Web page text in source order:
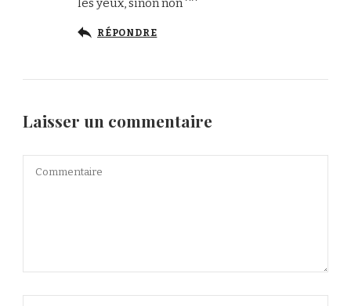
les yeux, sinon non ^^
RÉPONDRE
Laisser un commentaire